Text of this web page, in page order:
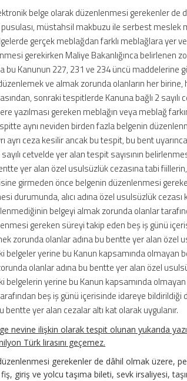
belge olarak düzenlenmesi gerekenler de
müstahsil makbuzu ile serbest meslek
gerçek meblağdan farklı meblağlara yer
gerekirken Maliye Bakanlığınca belirlenen
bu Kanunun 227, 231 ve 234 üncü maddelerine
ve almak zorunda olanların her birine,
sonraki tespitlerde Kanuna bağlı 2
yazılması gereken meblağın veya meblağ
aynı neviden birden fazla belgenin
ayrı ceza kesilir ancak bu tespit, bu bent
cetvelde yer alan tespit sayısının
yer alan özel usulsüzlük cezasına tabi
girmeden önce belgenin düzenlenmesi
durumunda, alıcı adına özel usulsüzlük
belgeyi almak zorunda olanlar
gereken süreyi takip eden beş iş günü
zorunda olanlar adına bu bentte yer alan özel
belgeler yerine bu Kanun kapsamında olmayan
olanlar adına bu bentte yer alan özel
belgelerin yerine bu Kanun kapsamında
beş iş günü içerisinde idareye
bentte yer alan cezalar altı kat olarak uygulanır.
nevine ilişkin olarak tespit olunan yukarıda
Türk lirasını geçemez.
gerekenler de dâhil olmak üzere,
giriş ve yolcu taşıma bileti, sevk irsaliyesi,